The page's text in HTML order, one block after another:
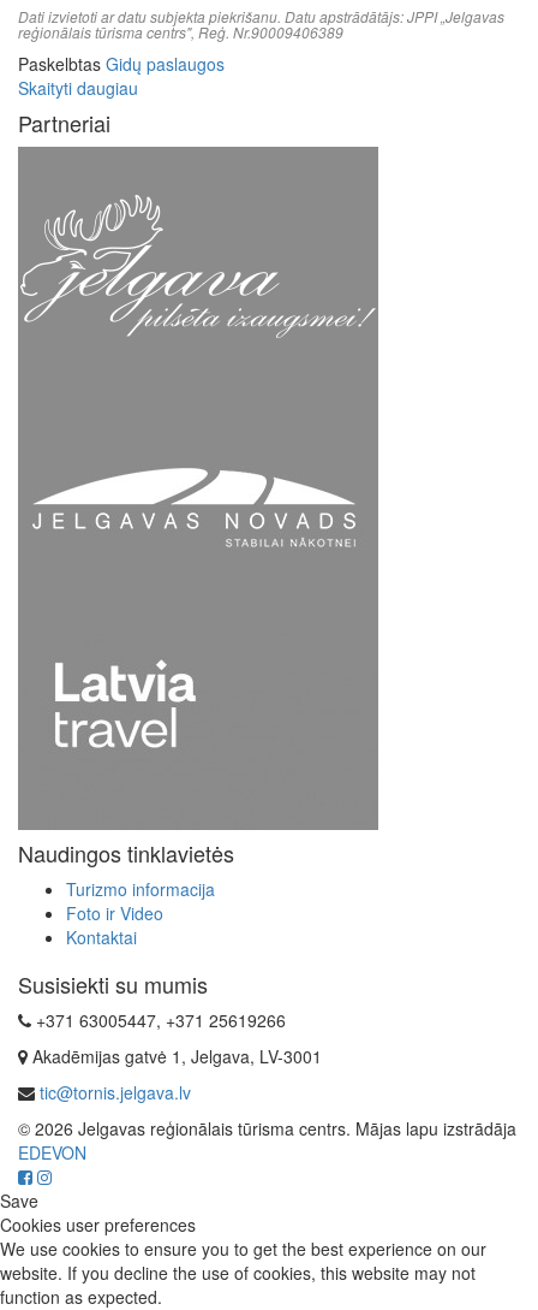
Dati izvietoti ar datu subjekta piekrišanu. Datu apstrādātājs: JPPI „Jelgavas
reģionālais tūrisma centrs", Reģ. Nr.90009406389
Paskelbtas Gidų paslaugos
Skaityti daugiau
Partneriai
Naudingos tinklavietės
Turizmo informacija
Foto ir Video
Kontaktai
Susisiekti su mumis
+371 63005447, +371 25619266
Akadēmijas gatvė 1, Jelgava, LV-3001
tic@tornis.jelgava.lv
© 2026 Jelgavas reģionālais tūrisma centrs. Mājas lapu izstrādāja
EDEVON
Save
Cookies user preferences
We use cookies to ensure you to get the best experience on our
website. If you decline the use of cookies, this website may not
function as expected.